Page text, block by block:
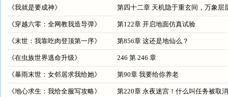
《我就是要成神》 第四十二章 天机隐于重玄间，万象层
《穿越六零：全网教我造导弹》 第122章 开启地面仿真试验
《末世：我靠吃肉登顶第一序》 第856章 这还是地仙么？
《在虫族世界逃命升级》 246 第 246 章
《暴雨末世：女邻居求我给她》 第90章 我要给你养老
《地心求生：我给全服写攻略》 第220章 永夜迷宫！什么叫任务被取